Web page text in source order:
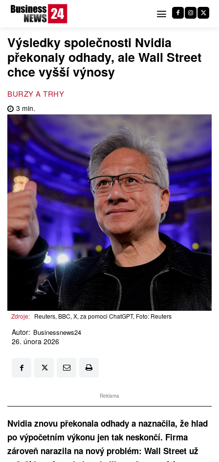
Výsledky společnosti Nvidia
překonaly odhady, ale Wall Street
chce vyšší výnosy
BURZY A TRHY
3 min.
Zdroje: Reuters, BBC, X, za pomoci ChatGPT, Foto: Reuters
Autor: Businessnews24
26. února 2026
Reklama
Nvidia znovu překonala odhady a naznačila, že hlad
po výpočetním výkonu jen tak neskončí. Firma
zároveň narazila na nový problém: Wall Street už